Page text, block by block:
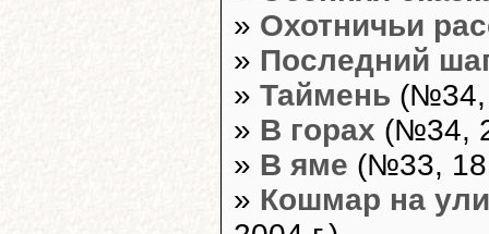
» Охотничьи
» Последний
» Таймень (№34,
» В горах (№34,
» В яме (№33, 18
» Кошмар на